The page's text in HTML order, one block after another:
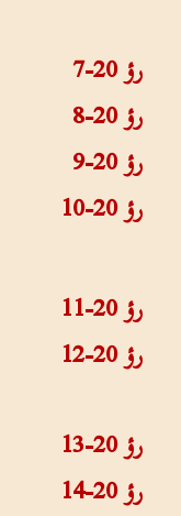
رؤ 20-7
رؤ 20-8
رؤ 20-9
رؤ 20-10
رؤ 20-11
رؤ 20-12
رؤ 20-13
رؤ 20-14